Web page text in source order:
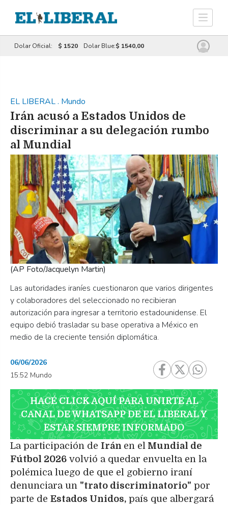
Dolar Oficial: $ 1520 Dolar Blue:$ 1540,00
EL LIBERAL. Mundo
Irán acusó a Estados Unidos de
discriminar a su delegación rumbo
al Mundial
Las autoridades iraníes cuestionaron que varios dirigentes
y colaboradores del seleccionado no recibieran
autorización para ingresar a territorio estadounidense. El
equipo debió trasladar su base operativa a México en
medio de la creciente tensión diplomática.
(AP Foto/Jacquelyn Martin)
06/06/2026
15:52 Mundo
HACÉ CLICK AQUÍ PARA UNIRTE AL
CANAL DE WHATSAPP DE EL LIBERAL Y
ESTAR SIEMPRE INFORMADO
La participación de Irán en el Mundial de
Fútbol 2026 volvió a quedar envuelta en la
polémica luego de que el gobierno iraní
denunciara un "trato discriminatorio" por
parte de Estados Unidos, país que albergará